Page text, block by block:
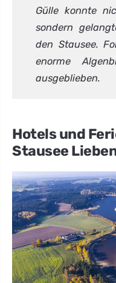
Gülle konnte
sondern
den Stausee.
enorme
ausgeblieben.
Hotels und
Stausee